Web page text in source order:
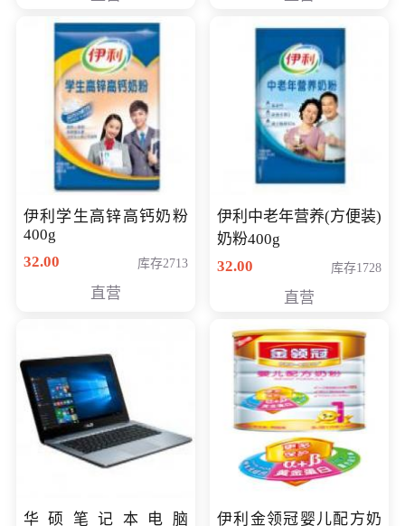
清入门级摄像机
伊利学生高锌高钙奶粉
400g
32.00
库存2713
直营
伊利中老年营养(方便装)
奶粉400g
32.00
库存1728
直营
华硕笔记本电脑
伊利金领冠婴儿配方奶